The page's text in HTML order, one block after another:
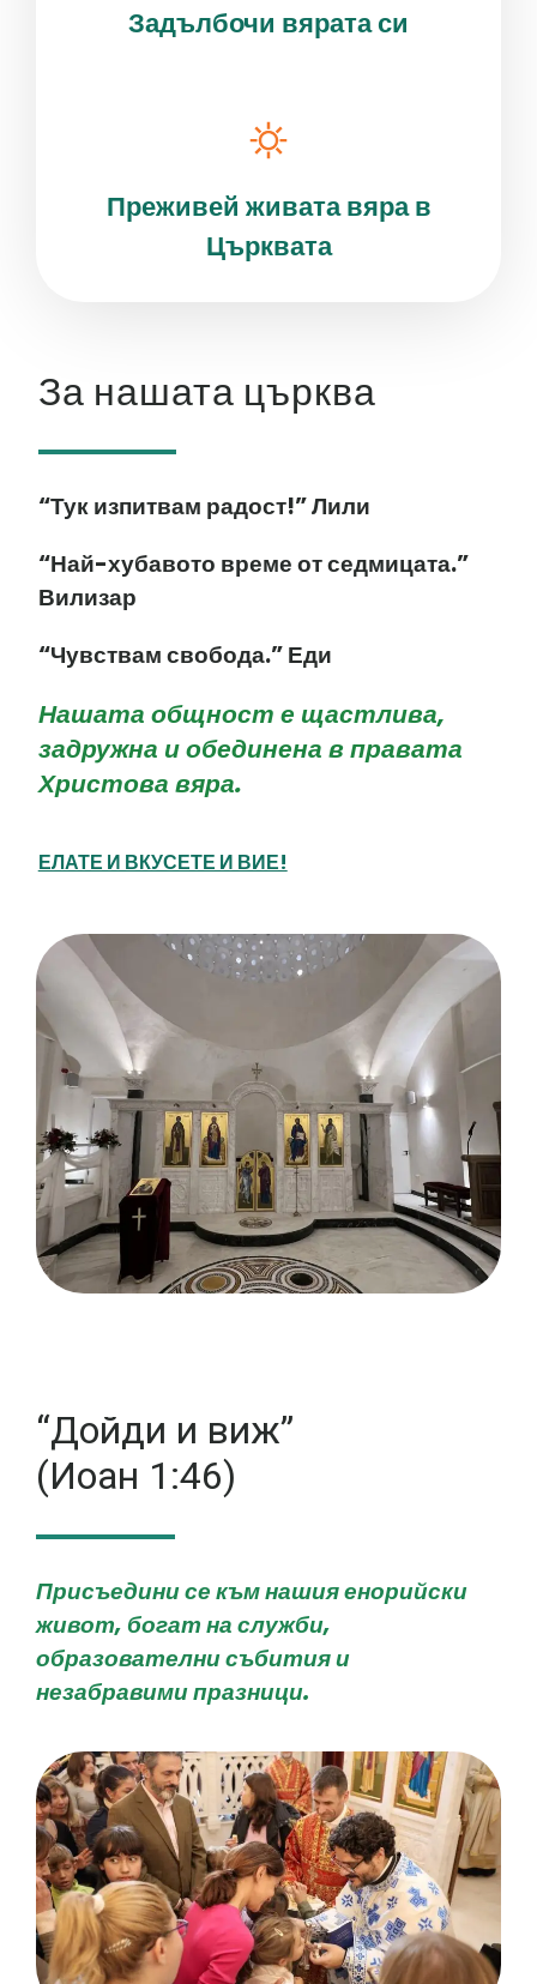
Задълбочи вярата си
Преживей живата вяра в
Църквата
За нашата църква
“Тук изпитвам радост!” Лили
“Най-хубавото време от седмицата.”
Вилизар
“Чувствам свобода.” Еди
Нашата общност е щастлива,
задружна и обединена в правата
Христова вяра.
ЕЛАТЕ И ВКУСЕТЕ И ВИЕ!
“Дойди и виж”
(Иоан 1:46)
Присъедини се към нашия енорийски
живот, богат на служби,
образователни събития и
незабравими празници.